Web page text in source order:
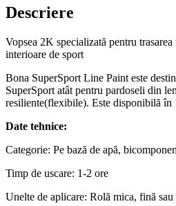
Descriere
Vopsea 2K specializată pentru
interioare de sport
Bona SuperSport Line Paint este
SuperSport atât pentru pardoseli din
resiliente(flexibile). Este disponibilă în
Date tehnice:
Categorie: Pe bază de apă,
Timp de uscare: 1-2 ore
Unelte de aplicare: Rolă mica, fină sau